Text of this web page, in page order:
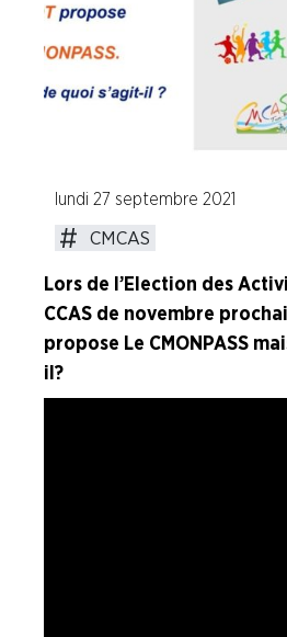
Industries du Papier Carton
Industries de la Plasturgie
Industries Pharmaceutiques
Industries du Verre
A la "Une"
Syndicalisme HEBDO
lundi 27 septembre 2021
CMCAS
Lors de l’Election des
CCAS de novembre
propose Le CMONPASS
il ?